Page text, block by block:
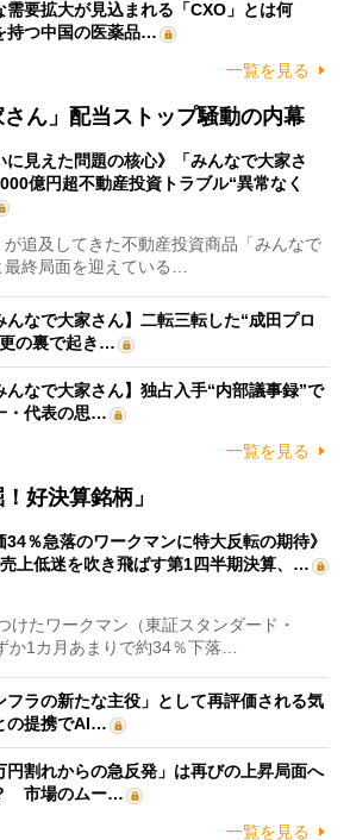
需要拡大が見込まれる「CXO」とは何
つ中国の医薬品…
一覧を見る
さん」配当ストップ騒動の内幕
に見えた問題の核心》「みんなで大家さ
億円超不動産投資トラブル“異常なく
追及してきた不動産投資商品「みんなで
最終局面を迎えている…
んなで大家さん】二転三転した“成田プロ
の裏で起き…
んなで大家さん】独占入手“内部議事録”で
・代表の思…
一覧を見る
好決算銘柄」
34％急落のワークマンに特大反転の期待》
上低迷を吹き飛ばす第1四半期決算、…
たワークマン（東証スタンダード・
か1カ月あまりで約34％下落…
フラの新たな主役」として再評価される気
の提携でAI…
円割れからの急反発」は再びの上昇局面へ
市場のムー…
一覧を見る